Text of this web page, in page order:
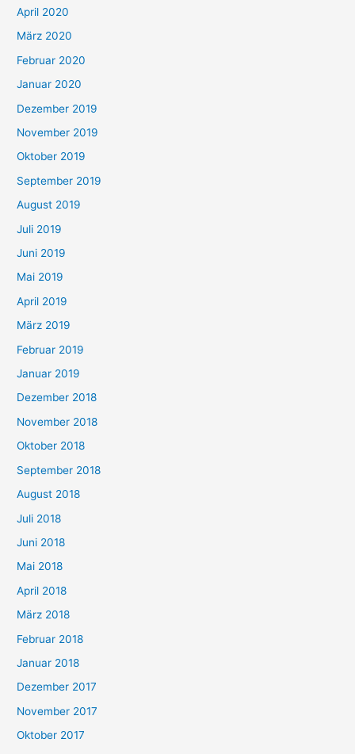
April 2020
März 2020
Februar 2020
Januar 2020
Dezember 2019
November 2019
Oktober 2019
September 2019
August 2019
Juli 2019
Juni 2019
Mai 2019
April 2019
März 2019
Februar 2019
Januar 2019
Dezember 2018
November 2018
Oktober 2018
September 2018
August 2018
Juli 2018
Juni 2018
Mai 2018
April 2018
März 2018
Februar 2018
Januar 2018
Dezember 2017
November 2017
Oktober 2017